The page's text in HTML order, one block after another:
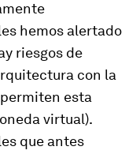
hemos alertado
riesgos de
con la
esta
virtual).
que antes